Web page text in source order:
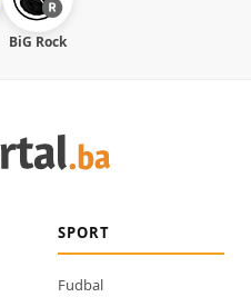
BiG Rock
SPORT
Fudbal